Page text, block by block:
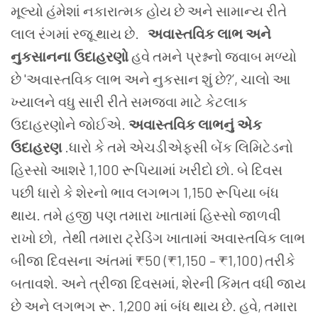
મૂલ્યો હંમેશાં નકારાત્મક હોય છે અને સામાન્ય રીતે
લાલ રંગમાં રજૂ થાય છે. અવાસ્તવિક લાભ અને
નુકસાનના ઉદાહરણોહવે તમને પ્રશ્નનો જવાબ મળ્યો
છે 'અવાસ્તવિક લાભ અને નુકસાન શું છે?’, ચાલો આ
ખ્યાલને વધુ સારી રીતે સમજવા માટે કેટલાક
ઉદાહરણોને જોઈએ. અવાસ્તવિક લાભનું એક
ઉદાહરણ .ધારો કે તમે એચડીએફસી બેંક લિમિટેડનો
હિસ્સો આશરે 1,100 રૂપિયામાં ખરીદો છો. બે દિવસ
પછી ધારો કે શેરનો ભાવ લગભગ 1,150 રૂપિયા બંધ
થાય. તમે હજી પણ તમારા ખાતામાં હિસ્સો જાળવી
રાખો છો, તેથી તમારા ટ્રેડિંગ ખાતામાં અવાસ્તવિક લાભ
બીજા દિવસના અંતમાં ₹50 (₹1,150 – ₹1,100) તરીકે
બતાવશે. અને ત્રીજા દિવસમાં, શેરની કિંમત વધી જાય
છે અને લગભગ રૂ. 1,200 માં બંધ થાય છે. હવે, તમારા